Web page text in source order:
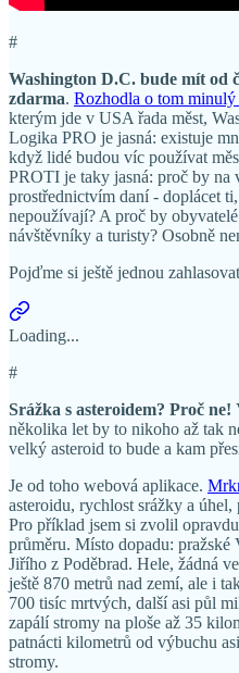
#
Washington D.C. bude mít od
zdarma. Rozhodla o tom minulý
kterým jde v USA řada měst,
Logika PRO je jasná: existuje
když lidé budou víc používat
PROTI je taky jasná: proč by na
prostřednictvím daní - doplácet
nepoužívají? A proč by
návštěvníky a turisty? Osobně
Pojďme si ještě jednou
Loading...
#
Srážka s asteroidem? Proč ne!
několika let by to nikoho až tak
velký asteroid to bude a kam
Je od toho webová aplikace.
asteroidu, rychlost srážky a
Pro příklad jsem si zvolil
průměru. Místo dopadu: pražské
Jiřího z Poděbrad. Hele, žádná
ještě 870 metrů nad zemí, ale i
700 tisíc mrtvých, další asi půl
zapálí stromy na ploše až 35
patnácti kilometrů od výbuchu
stromy.